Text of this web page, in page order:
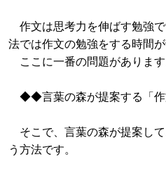
作文は思考力を伸ばす勉強
法では作文の勉強をする時間が
ここに一番の問題があります
◆◆言葉の森が提案する「作
そこで、言葉の森が提案し
う方法です。